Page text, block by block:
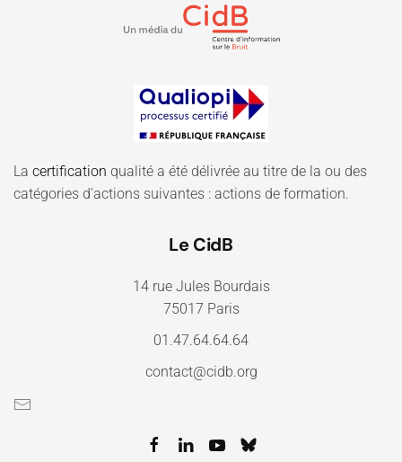
La certification qualité a été délivrée au titre de la ou des
catégories d'actions suivantes : actions de formation.
Le CidB
14 rue Jules Bourdais
75017 Paris
01.47.64.64.64
contact@cidb.org